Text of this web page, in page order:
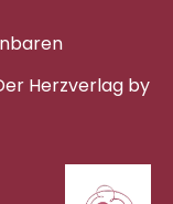
Herzverlag by